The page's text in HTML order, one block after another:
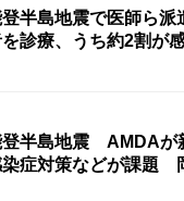
登半島地震で医師ら
診療、うち約2割が
登半島地震 AMDAが
染症対策などが課題